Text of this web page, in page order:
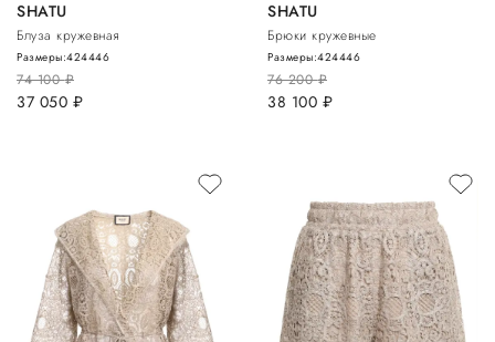
SHATU
Блуза кружевная
74 100руб.
37 050 руб.
Размеры:424446
SHATU
Брюки кружевные
76 200руб.
38 100 руб.
Размеры:424446